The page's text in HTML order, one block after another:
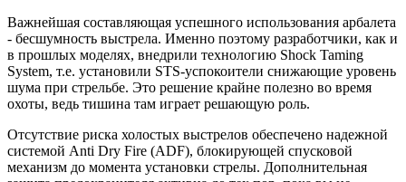
Важнейшая составляющая успешного использования арбалета
- бесшумность выстрела. Именно поэтому разработчики, как и
в прошлых моделях, внедрили технологию Shock Taming
System, т.е. установили STS-успокоители снижающие уровень
шума при стрельбе. Это решение крайне полезно во время
охоты, ведь тишина там играет решающую роль.
Отсутствие риска холостых выстрелов обеспечено надежной
системой Anti Dry Fire (ADF), блокирующей спусковой
механизм до момента установки стрелы. Дополнительная